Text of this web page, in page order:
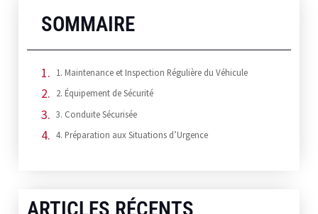
SOMMAIRE
1. Maintenance et Inspection Régulière du Véhicule
2. Équipement de Sécurité
3. Conduite Sécurisée
4. Préparation aux Situations d’Urgence
ARTICLES RÉCENTS